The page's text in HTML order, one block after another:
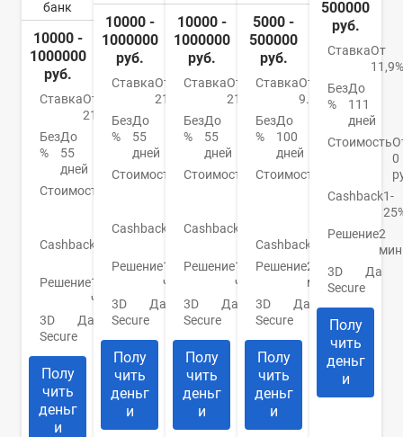
банк
10000 -
1000000
руб.
СтавкаОт
21%
Без
%
До
55
дней
Стоимость
руб.
Cashback
Решение1
час
3D
Secure
Да
Полу
чить
деньг
и
10000 -
1000000
руб.
СтавкаОт
21%
Без
%
До
55
дней
Стоимость
От
Cashback
До
Решение1
час
3D
Secure
Да
Полу
чить
деньг
и
10000 -
1000000
руб.
СтавкаОт
21%
Без
%
До
55
дней
Стоимость
От
Cashback
Решение1
час
3D
Secure
Да
Полу
чить
деньг
и
5000 -
500000
руб.
СтавкаОт
9.9%
Без
%
До
100
дней
Стоимость
590
Cashback
Решение2
мин.
3D
Secure
Да
Полу
чить
деньг
и
500000
руб.
СтавкаОт
11,9%
Без
%
До
111
дней
Стоимость
0
Cashback1-
Решение2
3D
Secure
Да
Полу
чить
деньг
и